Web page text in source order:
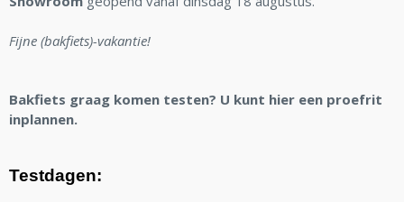
Fijne (bakfiets)-vakantie!
Bakfiets graag komen testen? U kunt hier een proefrit
inplannen.
Testdagen: